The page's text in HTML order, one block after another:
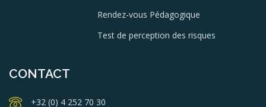
Rendez-vous Pédagogique
Test de perception des risques
CONTACT
+32 (0) 4 252 70 30